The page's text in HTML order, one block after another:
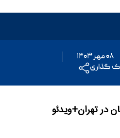
۰۸ مهر ۱۴۰۳
گذاری
در تهران+ویدئو